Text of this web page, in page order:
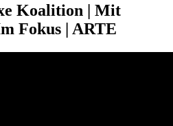
Koalition | Mit
Fokus | ARTE